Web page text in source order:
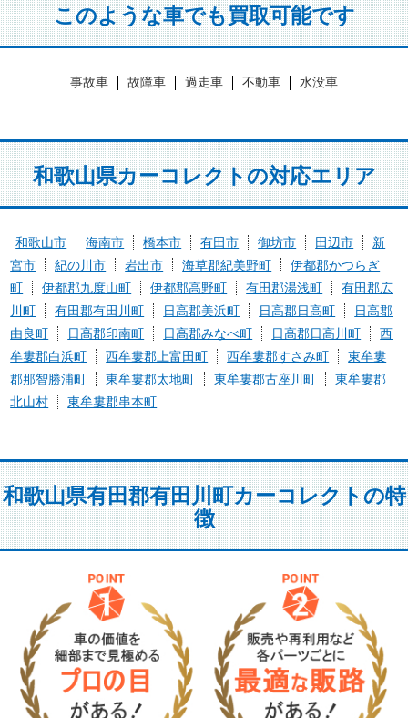
このような車でも買取可能です
事故車 故障車 過走車 不動車 水没車
和歌山県カーコレクトの対応エリア
和歌山市 海南市 橋本市 有田市 御坊市 田辺市
新
宮市
紀の川市 岩出市 海草郡紀美野町
伊都郡かつらぎ
町
伊都郡九度山町 伊都郡高野町 有田郡湯浅町
有田郡広
川町
有田郡有田川町 日高郡美浜町 日高郡日高町
日高郡
由良町
日高郡印南町 日高郡みなべ町 日高郡日高川町
西
牟婁郡白浜町
西牟婁郡上富田町 西牟婁郡すさみ町
東牟婁
郡那智勝浦町
東牟婁郡太地町 東牟婁郡古座川町
東牟婁郡
北山村
東牟婁郡串本町
和歌山県有田郡有田川町カーコレクトの特
徴